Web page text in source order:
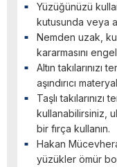
Yüzüğünüzü
kutusunda veya
Nemden uzak,
kararmasını
Altın
aşındırıcı
Taşlı takılarınızı
kullanabilirsiniz,
bir fırça kullanın.
Hakan
yüzükler ömür